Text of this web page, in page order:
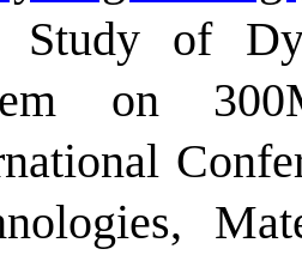
Study of
on